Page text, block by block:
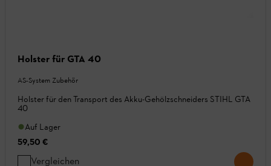
Holster für GTA 40
AS-System Zubehör
Holster für den Transport des Akku-Gehölzschneiders STIHL GTA
40
Auf Lager
59,50 €
Vergleichen